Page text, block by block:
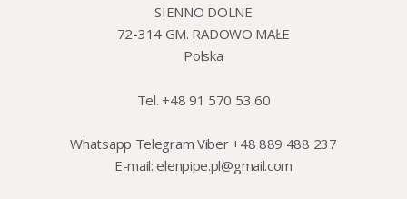
SIENNO DOLNE
72-314 GM. RADOWO MAŁE
Polska
Tel. +48 91 570 53 60
Whatsapp Telegram Viber +48 889 488 237
E-mail:elenpipe.pl@gmail.com